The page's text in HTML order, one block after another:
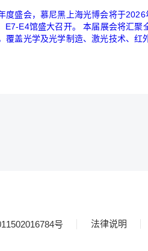
度盛会，慕尼黑上海光博会将于
展会将汇聚全球前沿技术成果、领
盖光学及光学制造、激光技术、红
号 法律说明